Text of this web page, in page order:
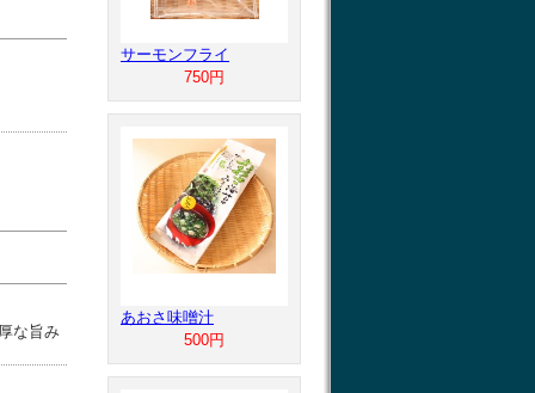
な旨み
サーモンフライ
750円
あおさ味噌汁
500円